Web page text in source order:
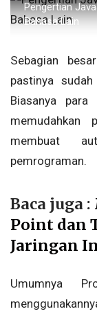
Pengertian
Bahasa Lain
Sebagian
pastinya
Biasanya para
memudahkan
membuat
pemrograman.
Baca juga :
Point dan
Jaringan
Umumnya